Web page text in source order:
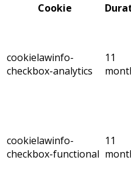
Cookie
cookielawinfo-
checkbox-analytics
11
cookielawinfo-
checkbox-functional
11